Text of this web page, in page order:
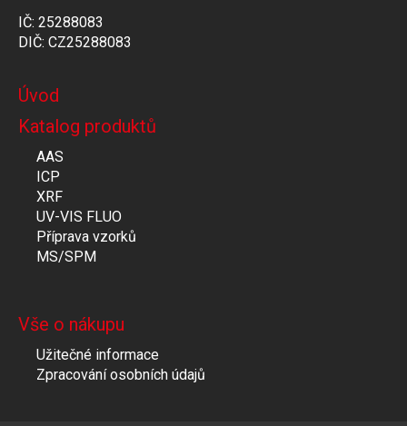
IČ: 25288083
DIČ: CZ25288083
Úvod
Katalog produktů
AAS
ICP
XRF
UV-VIS FLUO
Příprava vzorků
MS/SPM
Vše o nákupu
Užitečné informace
Zpracování osobních údajů